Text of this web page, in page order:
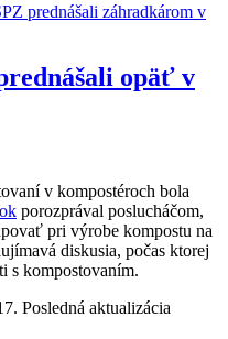
prednášali záhradkárom v
opäť v
v kompostéroch bola
porozprával poslucháčom,
pri výrobe kompostu na
diskusia, počas ktorej
s kompostovaním.
Posledná aktualizácia